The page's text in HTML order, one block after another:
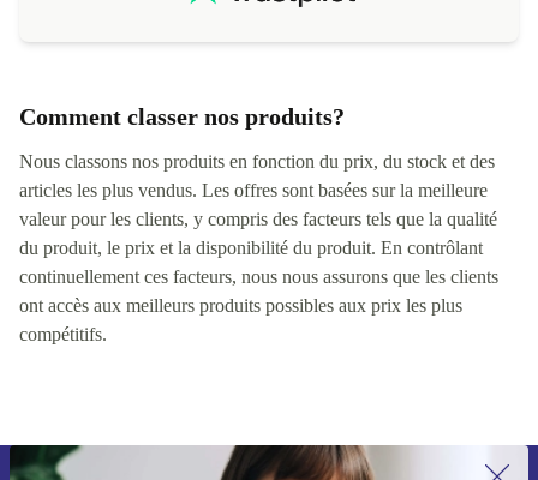
Comment classer nos produits?
Nous classons nos produits en fonction du prix, du stock et des
articles les plus vendus. Les offres sont basées sur la meilleure
valeur pour les clients, y compris des facteurs tels que la qualité
du produit, le prix et la disponibilité du produit. En contrôlant
continuellement ces facteurs, nous nous assurons que les clients
ont accès aux meilleurs produits possibles aux prix les plus
compétitifs.